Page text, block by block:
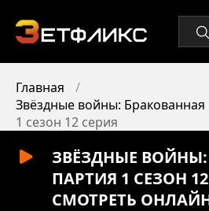
Главная
Звёздные войны: Бракованная
1 сезон 12 серия
ЗВЁЗДНЫЕ
ПАРТИЯ 1 СЕЗОН
СМОТРЕТЬ